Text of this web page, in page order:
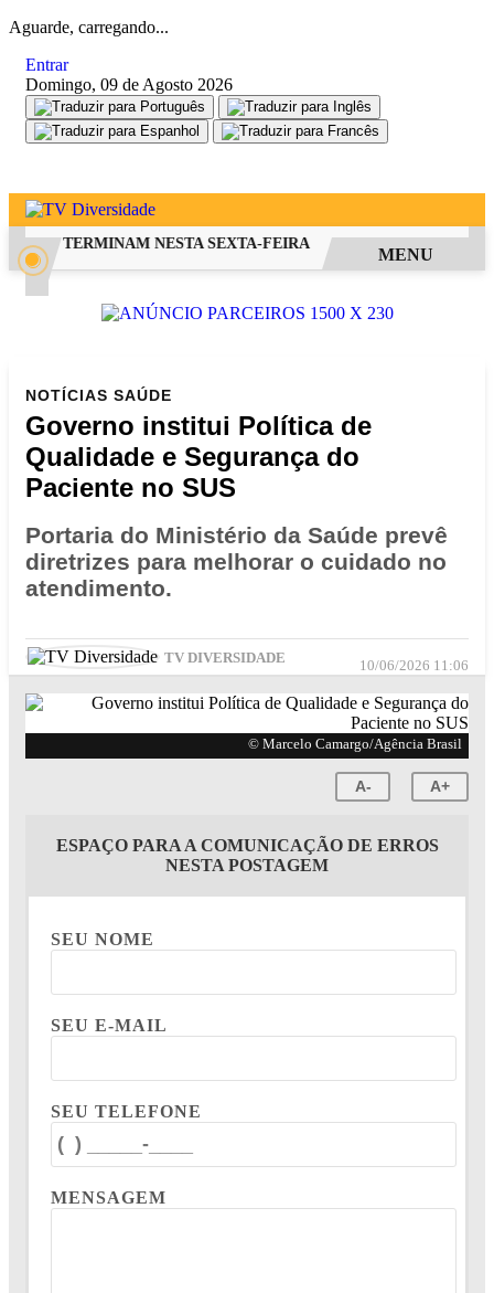
Aguarde, carregando...
Entrar
Domingo, 09 de Agosto 2026
TERMINAM NESTA SEXTA-FEIRA SAIBA COMO PEDIR
MENU
NOTÍCIAS SAÚDE
Governo institui Política de
Qualidade e Segurança do
Paciente no SUS
Portaria do Ministério da Saúde prevê
diretrizes para melhorar o cuidado no
atendimento.
TV DIVERSIDADE 10/06/2026 11:06
© Marcelo Camargo/Agência Brasil
A- A+
ESPAÇO PARA A COMUNICAÇÃO DE ERROS
NESTA POSTAGEM
SEU NOME
SEU E-MAIL
SEU TELEFONE
MENSAGEM